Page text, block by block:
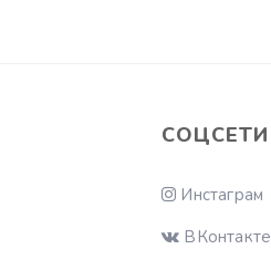
СОЦСЕТИ
Инстаграм
ВКонтакте